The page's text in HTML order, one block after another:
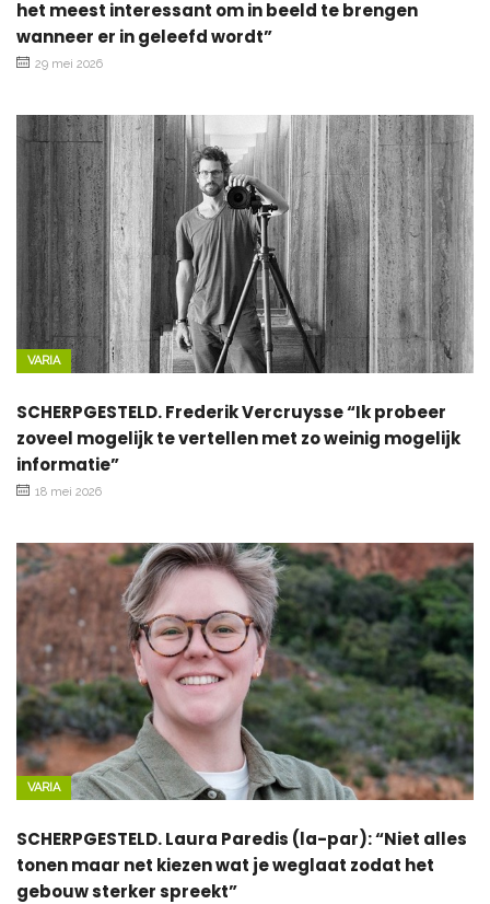
het meest interessant om in beeld te brengen
wanneer er in geleefd wordt”
29 mei 2026
VARIA
SCHERPGESTELD. Frederik Vercruysse “Ik probeer
zoveel mogelijk te vertellen met zo weinig mogelijk
informatie”
18 mei 2026
VARIA
SCHERPGESTELD. Laura Paredis (la-par): “Niet alles
tonen maar net kiezen wat je weglaat zodat het
gebouw sterker spreekt”